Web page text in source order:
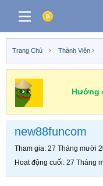
Trang Chủ Thành Viên
Hướng
new88funcom
Tham gia 27 Tháng mười
Hoạt động cuối 27 Tháng